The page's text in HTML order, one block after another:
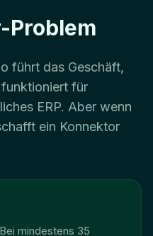
Problem
führt das Geschäft,
für
ERP. Aber wenn
ein Konnektor
mindestens 35